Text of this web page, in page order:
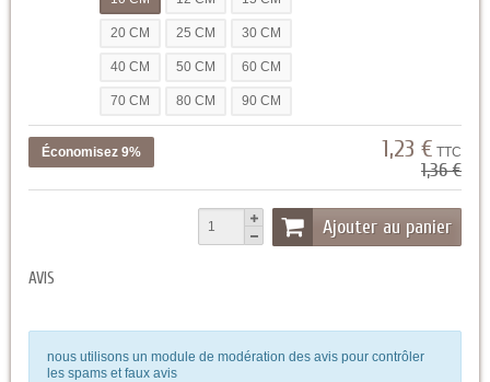
20 CM 25 CM 30 CM
40 CM 50 CM 60 CM
70 CM 80 CM 90 CM
Économisez 9% 1,23 € TTC
1,36 €
Ajouter au panier
AVIS
nous utilisons un module de modération des avis pour contrôler
les spams et faux avis